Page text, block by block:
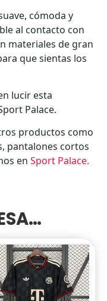
cómoda y
al contacto con
materiales de gran
que sientas los
lucir esta
Palace.
productos como
pantalones cortos
enSport Palace.